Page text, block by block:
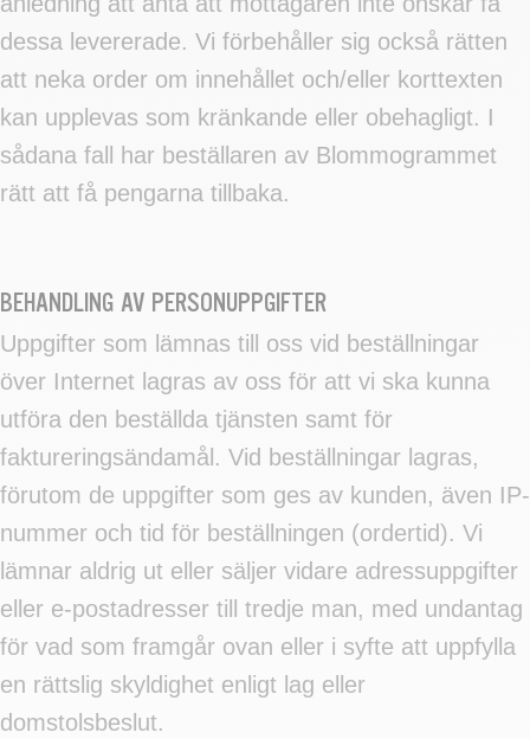
dessa levererade. Vi förbehåller sig också rätten
att neka order om innehållet och/eller korttexten
kan upplevas som kränkande eller obehagligt. I
sådana fall har beställaren av Blommogrammet
rätt att få pengarna tillbaka.
BEHANDLING AV PERSONUPPGIFTER
Uppgifter som lämnas till oss vid beställningar
över Internet lagras av oss för att vi ska kunna
utföra den beställda tjänsten samt för
faktureringsändamål. Vid beställningar lagras,
förutom de uppgifter som ges av kunden, även IP-
nummer och tid för beställningen (ordertid). Vi
lämnar aldrig ut eller säljer vidare adressuppgifter
eller e-postadresser till tredje man, med undantag
för vad som framgår ovan eller i syfte att uppfylla
en rättslig skyldighet enligt lag eller
domstolsbeslut.